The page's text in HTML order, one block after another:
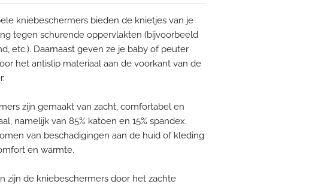
kniebeschermers bieden de knietjes van je
tegen schurende oppervlakten (bijvoorbeeld
etc.). Daarnaast geven ze je baby of peuter
het antislip materiaal aan de voorkant van de
zijn gemaakt van zacht, comfortabel en
namelijk van 85% katoen en 15% spandex.
van beschadigingen aan de huid of kleding
en warmte.
zijn de kniebeschermers door het zachte